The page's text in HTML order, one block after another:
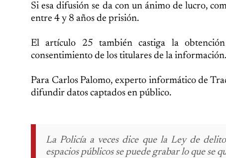
Si esa difusión se da con un ánimo de lucro,
entre 4 y 8 años de prisión.
El artículo 25 también castiga la
consentimiento de los titulares de la información.
Para Carlos Palomo, experto informático de
difundir datos captados en público.
La Policía a veces dice que la Ley de
espacios públicos se puede grabar lo que se